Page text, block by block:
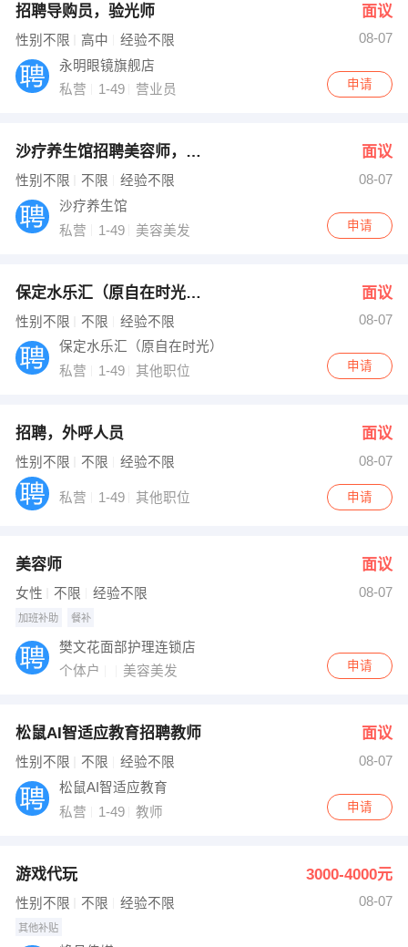
招聘导购员，验光师 面议
性别不限 高中 经验不限
08-07
永明眼镜旗舰店
私营
1-49 营业员 申请
沙疗养生馆招聘美容师，美容学员 面议
性别不限 不限 经验不限
08-07
沙疗养生馆
私营
1-49 美容美发 申请
保定水乐汇（原自在时光）招聘各岗位员工 面议
性别不限 不限 经验不限
08-07
保定水乐汇（原自在时光）
私营
1-49 其他职位 申请
招聘，外呼人员 面议
性别不限 不限 经验不限 08-07
私营 1-49 其他职位 申请
美容师 面议
女性 不限 经验不限 08-07
加班补助 餐补
樊文花面部护理连锁店
个体户
美容美发 申请
松鼠AI智适应教育招聘教师 面议
性别不限 不限 经验不限
08-07
松鼠AI智适应教育
私营
1-49 教师 申请
游戏代玩 3000-4000元
性别不限 不限 经验不限 08-07
其他补贴